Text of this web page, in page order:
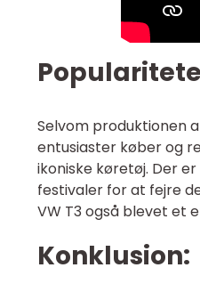
Selvom produktionen
entusiaster køber og
ikoniske køretøj. Der
festivaler for at fejre
VW T3 også blevet
Konklusion: